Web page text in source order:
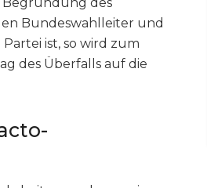
Bundeswahlleiter und
ist, so wird zum
des Überfalls auf die